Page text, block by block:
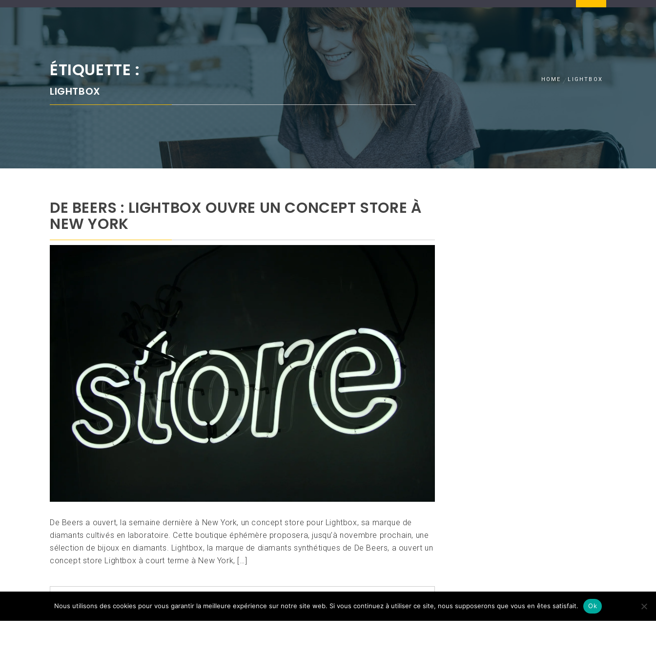
ÉTIQUETTE :
LIGHTBOX
HOME LIGHTBOX
DE BEERS : LIGHTBOX OUVRE UN CONCEPT STORE À
NEW YORK
De Beers a ouvert, la semaine dernière à New York, un concept store pour Lightbox, sa marque de
diamants cultivés en laboratoire. Cette boutique éphémère proposera, jusqu’à novembre prochain, une
sélection de bijoux en diamants. Lightbox, la marque de diamants synthétiques de De Beers, a ouvert un
concept store Lightbox à court terme à New York, […]
POSTED INFOCUS,TESTS PRODUITS,UNE TAGGEDBIJOUX,DIAMANTS,DIAMANTS DE
LABORATOIRE, LIGHTBOX,SECTEUR MINIER LEAVE A COMMENT
Nous utilisons des cookies pour vous garantir la meilleure expérience sur notre site web. Si vous continuez à utiliser ce site, nous supposerons que vous en êtes satisfait. Ok